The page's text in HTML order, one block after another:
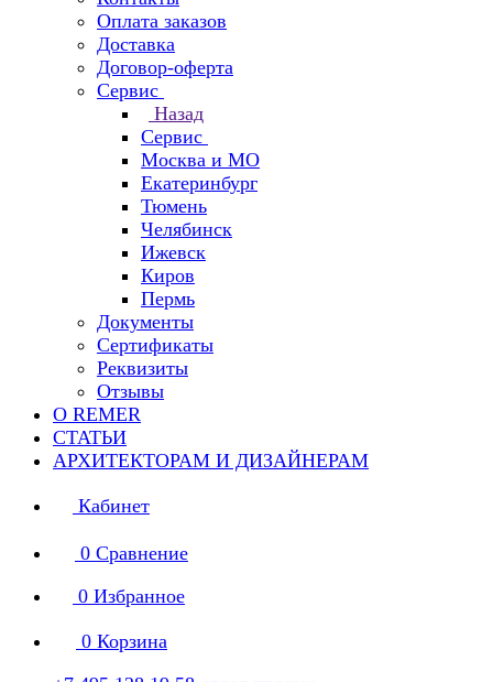
Оплата заказов
Доставка
Договор-оферта
Сервис
Назад
Сервис
Москва и МО
Екатеринбург
Тюмень
Челябинск
Ижевск
Киров
Пермь
Документы
Сертификаты
Реквизиты
Отзывы
О REMER
СТАТЬИ
АРХИТЕКТОРАМ И ДИЗАЙНЕРАМ
Кабинет
0 Сравнение
0 Избранное
0 Корзина